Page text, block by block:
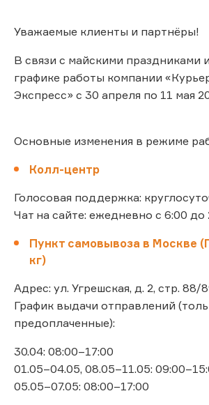
Уважаемые клиенты и партнёры!
В связи с майскими праздниками
графике работы компании
Экспресс» с 30 апреля по 11 мая
Основные изменения в режиме
Колл-центр
Голосовая поддержка:
Чат на сайте: ежедневно с 6:00 до
Пункт самовывоза в Москве
кг)
Адрес: ул. Угрешская, д. 2, стр. 88/
График выдачи отправлений
предоплаченные):
30.04: 08:00–17:00
01.05–04.05, 08.05–11.05:
05.05–07.05: 08:00–17:00